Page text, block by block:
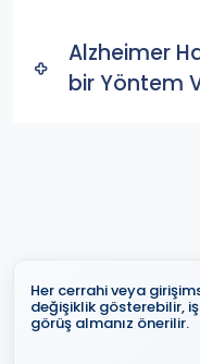
Alzheimer
bir Yöntem
Her cerrahi veya
değişiklik gösterebilir,
görüş almanız önerilir.